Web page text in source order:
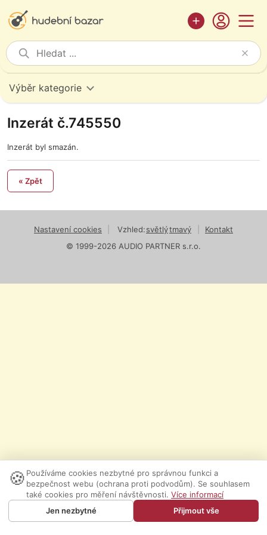
Výběr kategorie
Inzerát č.745550
Inzerát byl smazán.
« Zpět
Nastavení cookies Vzhled:světlýtmavý
Kontakt
© 1999-2026 AUDIO PARTNER s.r.o.
🍪 Používáme cookies nezbytné pro správnou funkci a
bezpečnost webu (ochrana proti podvodům). Se souhlasem
také cookies pro měření návštěvnosti. Více informací
Jen nezbytné
Přijmout vše